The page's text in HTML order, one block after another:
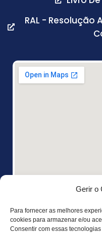
Gerir o
Para fornecer as melhores
cookies para armazenar e/ou
Consentir com essas
RAL - Resolução